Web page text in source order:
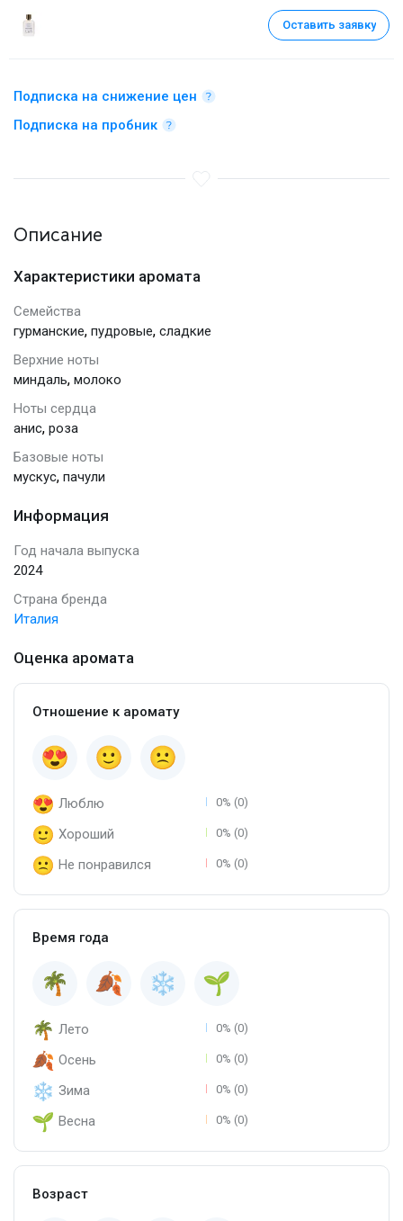
Оставить заявку
Подписка на снижение цен
Подписка на пробник
Описание
Характеристики аромата
Семейства
гурманские, пудровые, сладкие
Верхние ноты
миндаль, молоко
Ноты сердца
анис, роза
Базовые ноты
мускус, пачули
Информация
Год начала выпуска
2024
Страна бренда
Италия
Оценка аромата
Отношение к аромату
Люблю 0% (0)
Хороший 0% (0)
Не понравился 0% (0)
Время года
Лето 0% (0)
Осень 0% (0)
Зима 0% (0)
Весна 0% (0)
Возраст